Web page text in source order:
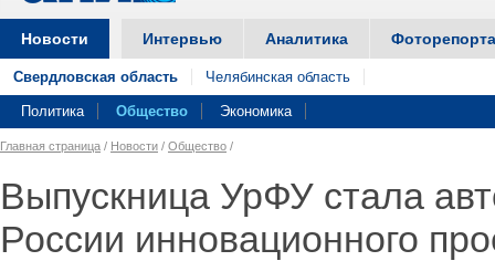
Новости Интервью Аналитика
Свердловская область Челябинская область
Политика Общество Экономика
Главная страница / Новости / Общество /
Выпускница УрФУ стала
России инновационного